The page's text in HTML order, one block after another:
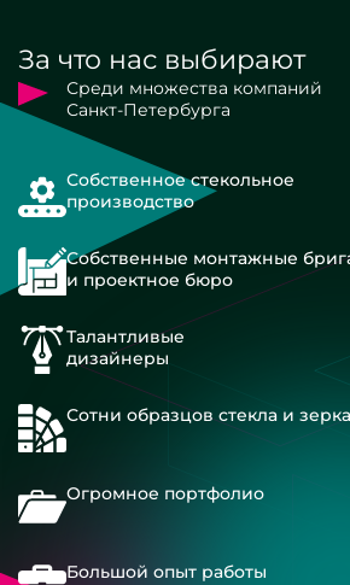
За что нас выбирают
Среди множества компаний
Санкт-Петербурга
Собственное стекольное
производство
Собственные монтажные
и проектное бюро
Талантливые
дизайнеры
Сотни образцов стекла и
Огромное портфолио
Большой опыт работы